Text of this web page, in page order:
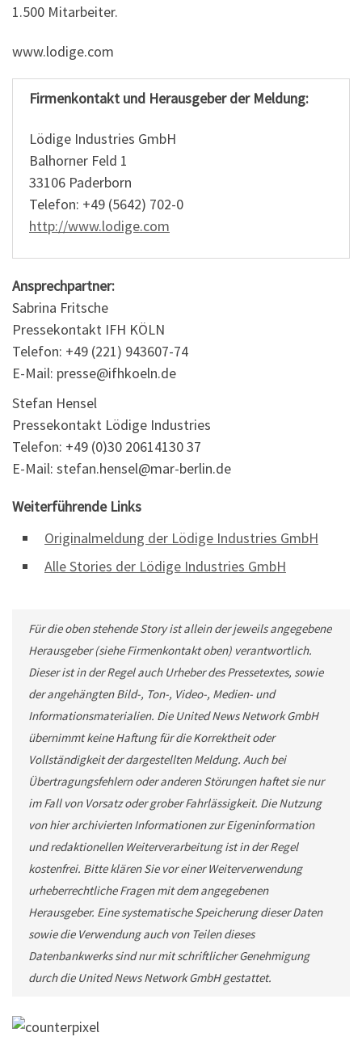
1.500 Mitarbeiter.
www.lodige.com
Firmenkontakt und Herausgeber der Meldung:
Lödige Industries GmbH
Balhorner Feld 1
33106 Paderborn
Telefon: +49 (5642) 702-0
http://www.lodige.com
Ansprechpartner:
Sabrina Fritsche
Pressekontakt IFH KÖLN
Telefon: +49 (221) 943607-74
E-Mail: presse@ifhkoeln.de
Stefan Hensel
Pressekontakt Lödige Industries
Telefon: +49 (0)30 20614130 37
E-Mail: stefan.hensel@mar-berlin.de
Weiterführende Links
Originalmeldung der Lödige Industries GmbH
Alle Stories der Lödige Industries GmbH
Für die oben stehende Story ist allein der jeweils angegebene
Herausgeber (siehe Firmenkontakt oben) verantwortlich.
Dieser ist in der Regel auch Urheber des Pressetextes, sowie
der angehängten Bild-, Ton-, Video-, Medien- und
Informationsmaterialien. Die United News Network GmbH
übernimmt keine Haftung für die Korrektheit oder
Vollständigkeit der dargestellten Meldung. Auch bei
Übertragungsfehlern oder anderen Störungen haftet sie nur
im Fall von Vorsatz oder grober Fahrlässigkeit. Die Nutzung
von hier archivierten Informationen zur Eigeninformation
und redaktionellen Weiterverarbeitung ist in der Regel
kostenfrei. Bitte klären Sie vor einer Weiterverwendung
urheberrechtliche Fragen mit dem angegebenen
Herausgeber. Eine systematische Speicherung dieser Daten
sowie die Verwendung auch von Teilen dieses
Datenbankwerks sind nur mit schriftlicher Genehmigung
durch die United News Network GmbH gestattet.